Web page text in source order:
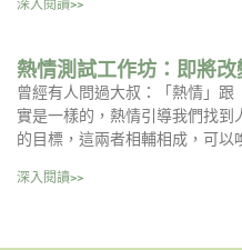
深入閱讀>>
熱情測試工作坊：即將改
曾經有人問過大叔：「熱情」
實是一樣的，熱情引導我們找
的目標，這兩者相輔相成，可以
深入閱讀>>